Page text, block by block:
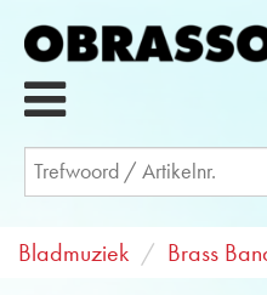
Bladmuziek Brass